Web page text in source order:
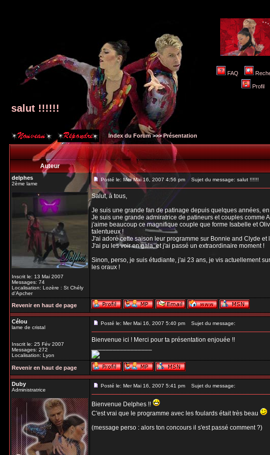
FAQ
Profil
salut !!!!!!
Index du Forum>>>Présentation
Auteur
delphes
2ème lame
Inscrit le: 13 Mai 2007
Messages: 74
Localisation: Lozère : St Chély
d'Apcher
Posté le: Mer Mai 16, 2007 4:56 pm Sujet du message: salut !!!!!!
Salut, à tous,
Je suis une grande fan de patinage depuis quelques années,
Je suis une grande admiratrice de patineurs et couples comme
j'aime beaucoup ce magnifique couple que forme Isabelle et
talentueux !
J'ai adoré cette saison leur programme sur Bonnie and Clyde
J'ai pu les voir en gala, et j'ai passé un extraordinaire moment !
Sinon, perso, je suis étudiante, j'ai 23 ans, je vis actuellement
les oraux !
Revenir en haut de page
Célou
lame de cristal
Inscrit le: 25 Fév 2007
Messages: 272
Localisation: Lyon
Posté le: Mer Mai 16, 2007 5:40 pm Sujet du message:
Bienvenue ici ! Merci pour ta présentation enjouée !!
_________________
Revenir en haut de page
Duby
Administratrice
Posté le: Mer Mai 16, 2007 5:41 pm Sujet du message:
Bienvenue Delphes !!
C'est vrai que le programme avec les foulards était très beau
(message perso : alors ton concours il s'est passé comment ?)